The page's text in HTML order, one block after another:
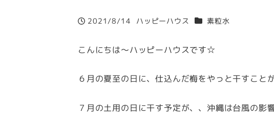
投稿日
2021/8/14
著
ハッピーハウス カテゴリー
素粒水
こんにちは～ハッピーハウスです☆
６月の夏至の日に、仕込んだ梅をやっと干すこと
７月の土用の日に干す予定が、、沖縄は台風の影